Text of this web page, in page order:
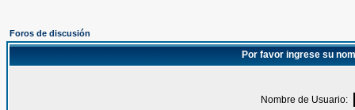
Foros de discusión
Por favor ingrese su
Nombre de Usuario: